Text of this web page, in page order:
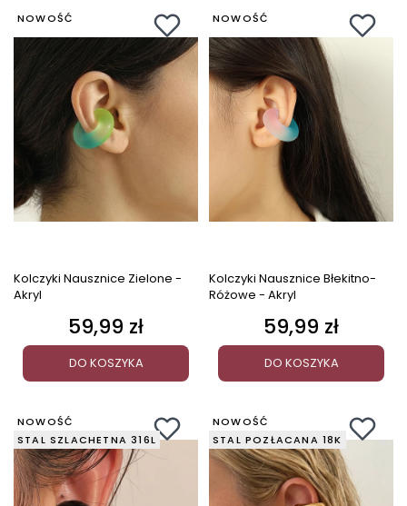
NOWOŚĆ
Kolczyki Nausznice Zielone -
Akryl
Cena
59,99 zł
DO KOSZYKA
NOWOŚĆ
Kolczyki Nausznice Błekitno-
Różowe - Akryl
Cena
59,99 zł
DO KOSZYKA
NOWOŚĆ
STAL SZLACHETNA 316L
NOWOŚĆ
STAL POZŁACANA 18K